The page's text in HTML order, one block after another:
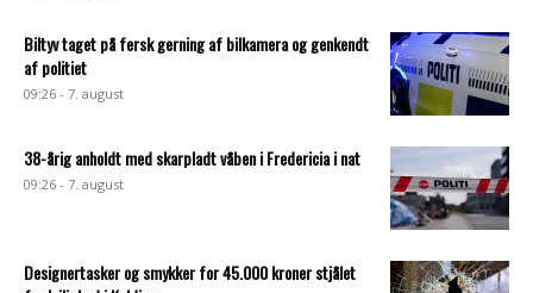
Biltyv taget på fersk gerning af bilkamera og genkendt
af politiet
09:26 - 7. august
38-årig anholdt med skarpladt våben i Fredericia i nat
09:26 - 7. august
Designertasker og smykker for 45.000 kroner stjålet